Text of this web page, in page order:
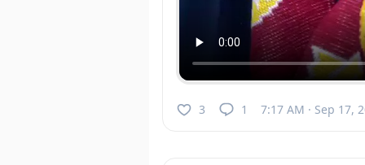
3 1 7:17 AM · Sep 17,